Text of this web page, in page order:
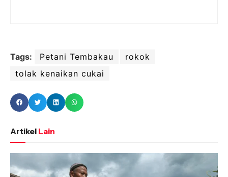
Tags: Petani Tembakau
rokok
tolak kenaikan cukai
Artikel Lain